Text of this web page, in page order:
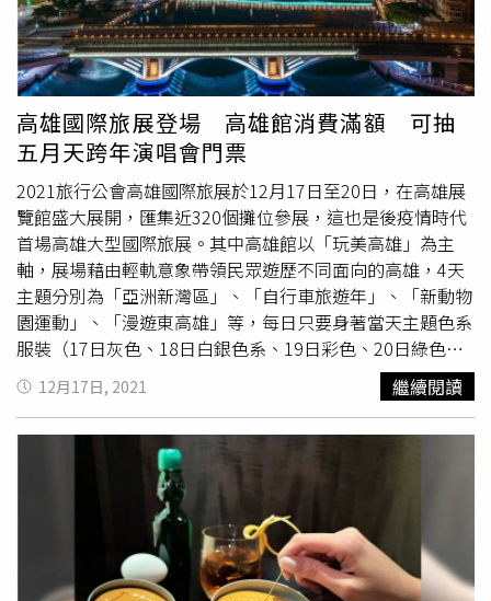
日每天前100名來店消費的會員之外，更加碼每日前100名
消費滿NT$1,888的會員，獲贈「古早味戳戳樂」乙次，有
機會抽中各式Gap超值神秘好禮！而台南當地除了古蹟外，
美食也是遠近馳名，因此特別推出2款台南獨家的會員限定
布章，分別為充滿書香氣息的「孔廟款」，以及吃貨最愛的
「棺材板款」，會員可用會員點數300點兌換，或以100元
換購，現場提供燙印服務，以及更多可愛、潮趣的布章，讓
消費者自由搭配！布章數量有限，各位蒐藏控們趕緊手刀快
衝刺！此外，為了呼應台南在地的人文風情，Gap在門市門
口設置了「復古柑仔店打卡區」以紅磚牆和各式古色古香的
小物，打造限時7天的最潮打卡點，打卡區內還有穿著「藍
白拖」的布萊納小熊立牌會與消費者拍照互動，快來這拍照
留念。歡慶開幕，布萊納小熊將在復古柑仔店打卡區一起與
大家開心過連假。(圖／品牌提供)
高雄國際旅展登場 高雄館消費滿額 可抽
五月天跨年演唱會門票
2021旅行公會高雄國際旅展於12月17日至20日，在高雄展
覽館盛大展開，匯集近320個攤位參展，這也是後疫情時代
首場高雄大型國際旅展。其中高雄館以「玩美高雄」為主
軸，展場藉由輕軌意象帶領民眾遊歷不同面向的高雄，4天
主題分別為「亞洲新灣區」、「自行車旅遊年」、「新動物
園運動」、「漫遊東高雄」等，每日只要身著當天主題色系
服裝（17日灰色、18日白銀色系、19日彩色、20日綠色服
裝），參與開館拍照任務，前50名民眾就可獲得旅展限定紀
念小禮「高雄熊款明星花露水」，另外現場消費滿額500
元，還能抽五月天演唱會門票。往年旅展現場，民眾踴躍參
與抽獎活動。（圖／高雄市政府觀光局提供）參與拍照任務
前50名民眾可獲「高雄熊明星花露水」，消費滿額可抽五月
天跨年演唱會門票。（圖／高雄市政府觀光局提供）據
styletc記者了解，高雄館有多家單位共襄盛舉，包含高雄市
政府原民會、高雄捷運、自由葉、高雄觀光協會、林園愛鄉
協會、寶來花賞溫泉公園、明星花露水等，每日送出超過百
12月17日, 2021 繼續閱讀